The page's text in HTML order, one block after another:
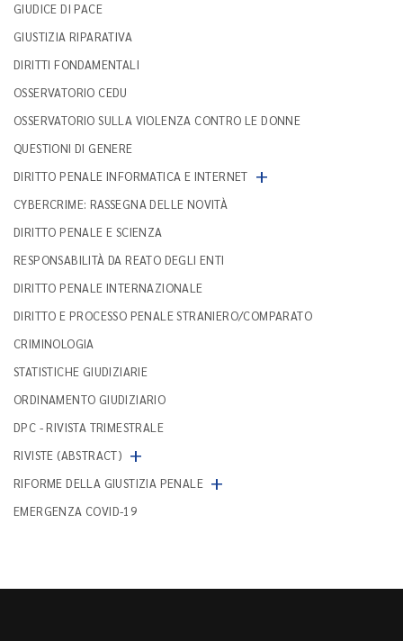
GIUDICE DI PACE
GIUSTIZIA RIPARATIVA
DIRITTI FONDAMENTALI
OSSERVATORIO CEDU
OSSERVATORIO SULLA VIOLENZA CONTRO LE DONNE
QUESTIONI DI GENERE
DIRITTO PENALE INFORMATICA E INTERNET +
CYBERCRIME: RASSEGNA DELLE NOVITÀ
DIRITTO PENALE E SCIENZA
RESPONSABILITÀ DA REATO DEGLI ENTI
DIRITTO PENALE INTERNAZIONALE
DIRITTO E PROCESSO PENALE STRANIERO/COMPARATO
CRIMINOLOGIA
STATISTICHE GIUDIZIARIE
ORDINAMENTO GIUDIZIARIO
DPC - RIVISTA TRIMESTRALE
RIVISTE (ABSTRACT) +
RIFORME DELLA GIUSTIZIA PENALE +
EMERGENZA COVID-19